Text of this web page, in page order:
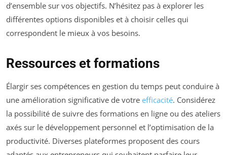
d’ensemble sur vos objectifs. N’hésitez pas à explorer les
différentes options disponibles et à choisir celles qui
correspondent le mieux à vos besoins.
Ressources et formations
Élargir ses compétences en gestion du temps peut conduire à
une amélioration significative de votre efficacité. Considérez
la possibilité de suivre des formations en ligne ou des ateliers
axés sur le développement personnel et l’optimisation de la
productivité. Diverses plateformes proposent des cours